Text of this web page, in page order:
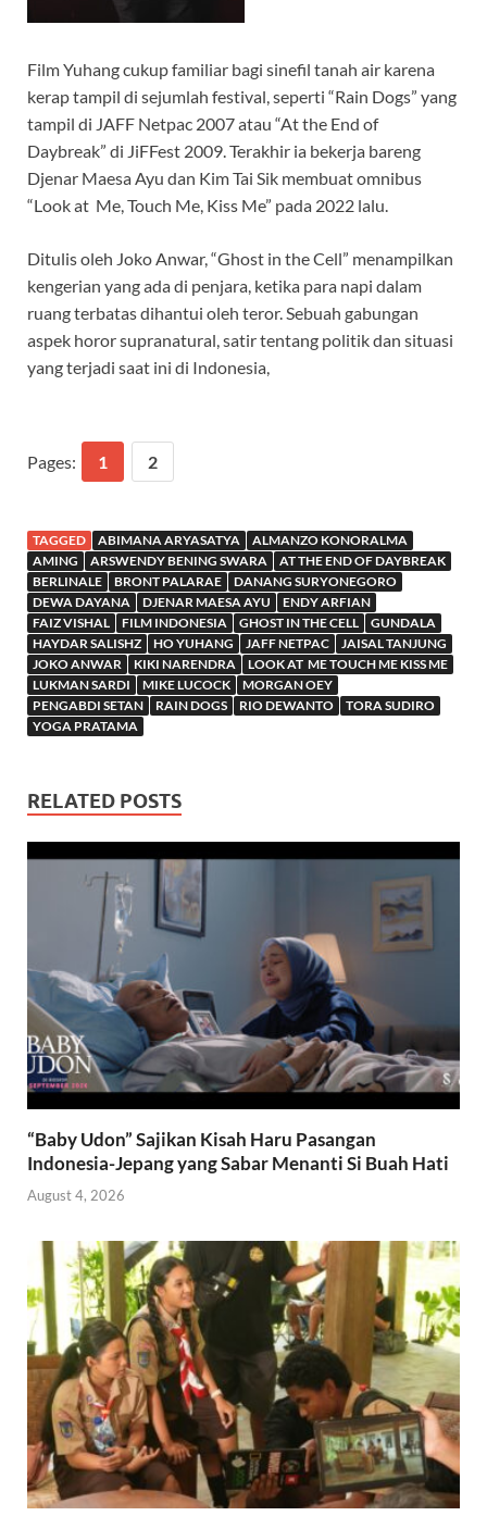
Film Yuhang cukup familiar bagi sinefil tanah air karena
kerap tampil di sejumlah festival, seperti “Rain Dogs” yang
tampil di JAFF Netpac 2007 atau “At the End of
Daybreak” di JiFFest 2009. Terakhir ia bekerja bareng
Djenar Maesa Ayu dan Kim Tai Sik membuat omnibus
“Look at Me, Touch Me, Kiss Me” pada 2022 lalu.
Ditulis oleh Joko Anwar,“Ghost in the Cell” menampilkan
kengerian yang ada di penjara, ketika para napi dalam
ruang terbatas dihantui oleh teror. Sebuah gabungan
aspek horor supranatural, satir tentang politik dan situasi
yang terjadi saat ini di Indonesia,
Pages: 1 2
TAGGED ABIMANA ARYASATYA
ALMANZO KONORALMA
AMING
ARSWENDY BENING SWARA
AT THE END OF DAYBREAK
BERLINALE
BRONT PALARAE
DANANG SURYONEGORO
DEWA DAYANA
DJENAR MAESA AYU
ENDY ARFIAN
FAIZ VISHAL
FILM INDONESIA GHOST IN THE CELL
GUNDALA
HAYDAR SALISHZ
HO YUHANG JAFF NETPAC
JAISAL TANJUNG
JOKO ANWAR
KIKI NARENDRA
LOOK AT ME TOUCH ME KISS ME
LUKMAN SARDI
MIKE LUCOCK
MORGAN OEY
PENGABDI SETAN
RAIN DOGS RIO DEWANTO
TORA SUDIRO
YOGA PRATAMA
RELATED POSTS
“Baby Udon” Sajikan Kisah Haru Pasangan
Indonesia-Jepang yang Sabar Menanti Si Buah Hati
August 4, 2026